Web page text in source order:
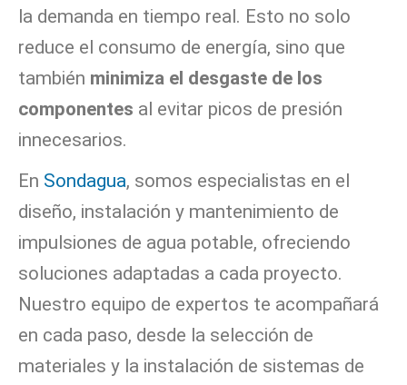
la demanda en tiempo real. Esto no solo
reduce el consumo de energía, sino que
también minimiza el desgaste de los
componentes al evitar picos de presión
innecesarios.
En Sondagua, somos especialistas en el
diseño, instalación y mantenimiento de
impulsiones de agua potable, ofreciendo
soluciones adaptadas a cada proyecto.
Nuestro equipo de expertos te acompañará
en cada paso, desde la selección de
materiales y la instalación de sistemas de